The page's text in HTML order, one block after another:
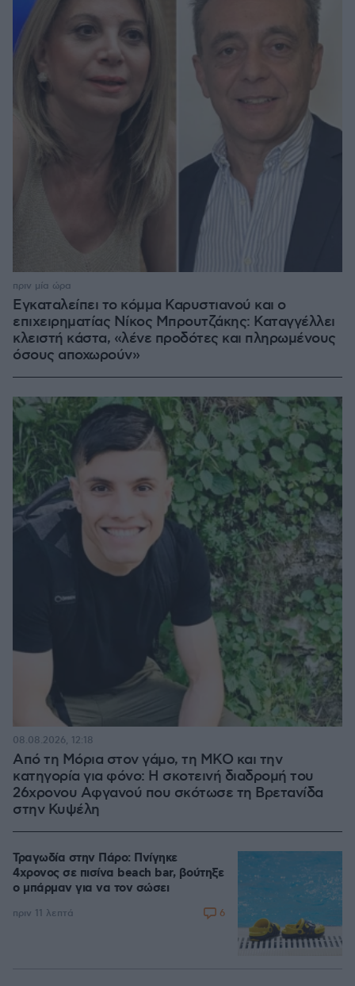
Εγκαταλείπει το κόμμα Καρυστιανού και ο
επιχειρηματίας Νίκος Μπρουτζάκης: Καταγγέλλει
κλειστή κάστα, «λένε προδότες και πληρωμένους
όσους αποχωρούν»
πριν μία ώρα
Από τη Μόρια στον γάμο, τη ΜΚΟ και την
κατηγορία για φόνο: Η σκοτεινή διαδρομή του
26χρονου Αφγανού που σκότωσε τη Βρετανίδα
στην Κυψέλη
08.08.2026, 12:18
Τραγωδία στην Πάρο: Πνίγηκε
4χρονος σε πισίνα beach bar, βούτηξε
ο μπάρμαν για να τον σώσει
πριν 11 λεπτά 6